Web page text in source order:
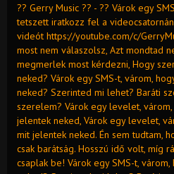
?? Gerry Music ?? - ?? Várok egy
tetszett iratkozz fel a
videót https://youtube.com/c/
most nem válaszolsz, Azt mondtad
megmerlek most kérdezni, Hogy
neked? Várok egy SMS-t, várom,
neked? Szerinted mi lehet? Baráti
szerelem? Várok egy levelet,
jelentek neked, Várok egy levelet,
mit jelentek neked. Én sem tudtam,
csak barátság. Hosszú idő volt, míg
csaplak be! Várok egy SMS-t,